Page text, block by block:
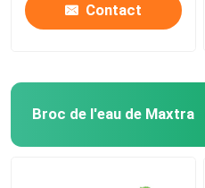
Contact
Broc de l'eau de Maxtra